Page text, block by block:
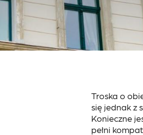
Troska o
się jednak z
Konieczne
pełni